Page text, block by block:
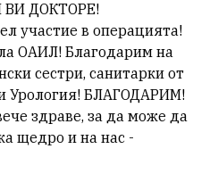
ВИ ДОКТОРЕ!
участие в операцията!
ОАИЛ! Благодарим на
сестри, санитарки от
Урология! БЛАГОДАРИМ!
здраве, за да може да
щедро и на нас -